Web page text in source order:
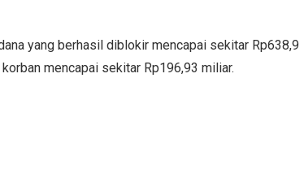
yang berhasil diblokir mencapai sekitar Rp638,9
mencapai sekitar Rp196,93 miliar.